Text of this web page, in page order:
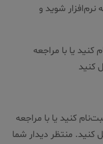
شوید و
کنید یا با مراجعه
کنید
کنید یا با مراجعه
کنید. منتظر دیدار شما